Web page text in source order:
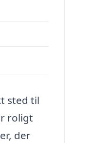
sted til
roligt
der